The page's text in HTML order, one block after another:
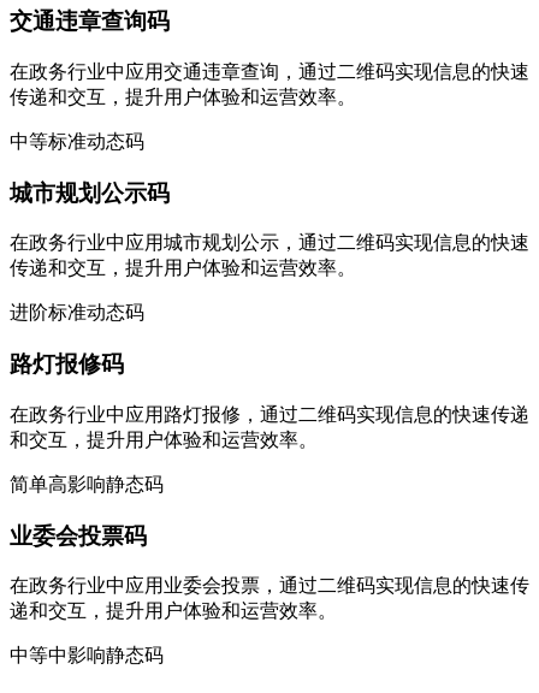
交通违章查询码
在政务行业中应用交通违章查询，通过二维码实现信息的快速
传递和交互，提升用户体验和运营效率。
中等标准动态码
城市规划公示码
在政务行业中应用城市规划公示，通过二维码实现信息的快速
传递和交互，提升用户体验和运营效率。
进阶标准动态码
路灯报修码
在政务行业中应用路灯报修，通过二维码实现信息的快速传递
和交互，提升用户体验和运营效率。
简单高影响静态码
业委会投票码
在政务行业中应用业委会投票，通过二维码实现信息的快速传
递和交互，提升用户体验和运营效率。
中等中影响静态码